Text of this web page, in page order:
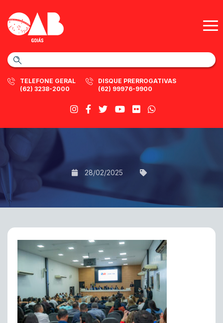
TELEFONE GERAL
(62) 3238-2000
DISQUE PRERROGATIVAS
(62) 99976-9900
28/02/2025